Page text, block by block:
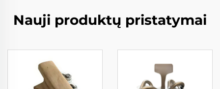
Nauji produktų pristatymai